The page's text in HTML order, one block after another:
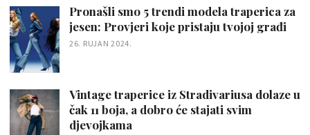
Pronašli smo 5 trendi modela traperica za
jesen: Provjeri koje pristaju tvojoj građi
26. RUJAN 2024.
Vintage traperice iz Stradivariusa dolaze u
čak 11 boja, a dobro će stajati svim
djevojkama